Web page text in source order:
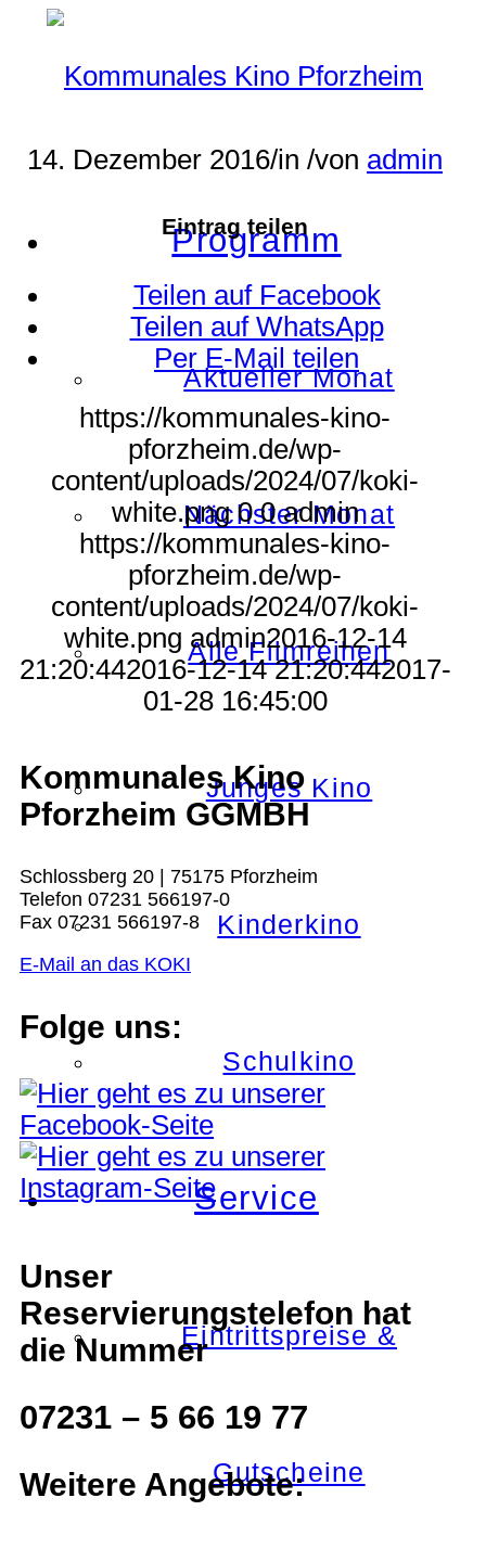
Programm
Aktueller Monat
Nächster Monat
Alle Filmreihen
Junges Kino
Kinderkino
Schulkino
Service
Eintrittspreise &
Gutscheine
14. Dezember 2016/in /von admin
Eintrag teilen
Teilen auf Facebook
Teilen auf WhatsApp
Per E-Mail teilen
https://kommunales-kino-
pforzheim.de/wp-
content/uploads/2024/07/koki-
white.png 0 0 admin
https://kommunales-kino-
pforzheim.de/wp-
content/uploads/2024/07/koki-
white.png admin2016-12-14
21:20:442016-12-14 21:20:442017-
01-28 16:45:00
Kommunales Kino
Pforzheim GGMBH
Schlossberg 20 | 75175 Pforzheim
Telefon 07231 566197-0
Fax 07231 566197-8
E-Mail an das KOKI
Folge uns:
Unser
Reservierungstelefon hat
die Nummer
07231 – 5 66 19 77
Weitere Angebote: